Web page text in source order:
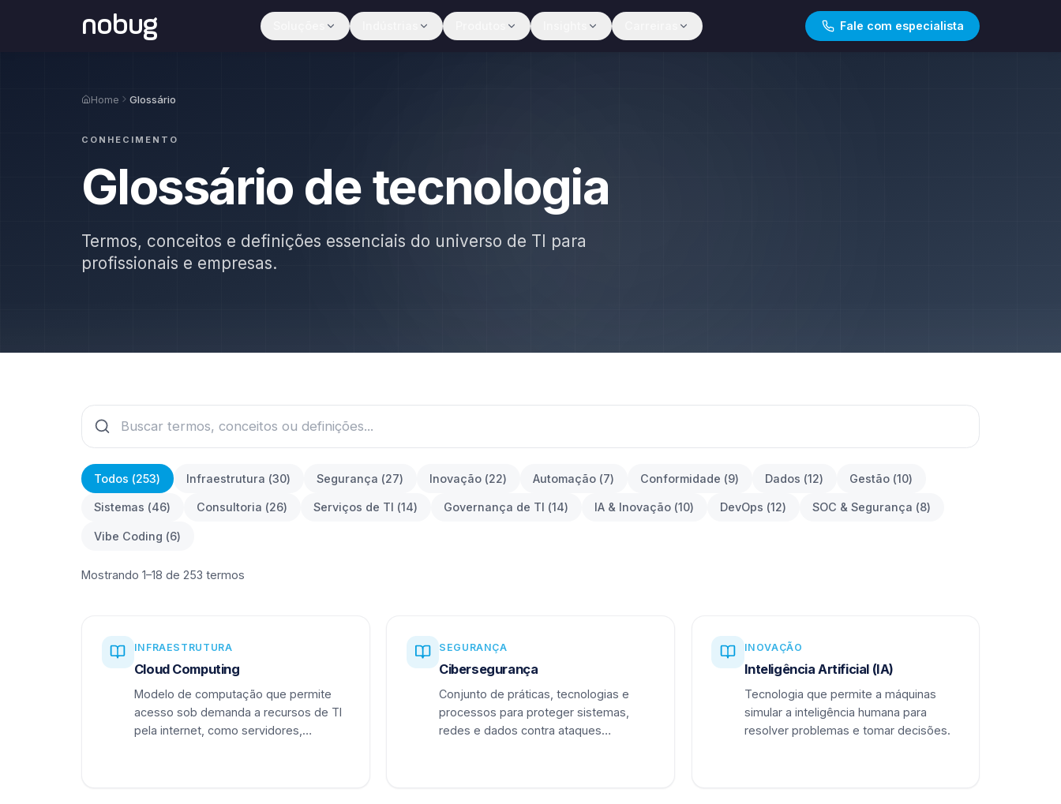
nobug Fale com especialista
Home Glossário
CONHECIMENTO
Glossário de tecnologia
Termos, conceitos e definições essenciais do universo de TI para
profissionais e empresas.
Todos (253) Infraestrutura (30) Segurança (27) Inovação (22) Automação (7) Conformidade (9) Dados (12) Gestão (10)
Sistemas (46) Consultoria (26) Serviços de TI (14) Governança de TI (14) IA & Inovação (10) DevOps (12) SOC & Segurança (8)
Vibe Coding (6)
Mostrando 1–18 de 253 termos
INFRAESTRUTURA
Cloud Computing
Modelo de computação que permite
acesso sob demanda a recursos de TI
pela internet, como servidores,
SEGURANÇA
Cibersegurança
Conjunto de práticas, tecnologias e
processos para proteger sistemas,
redes e dados contra ataques
INOVAÇÃO
Inteligência Artificial (IA)
Tecnologia que permite a máquinas
simular a inteligência humana para
resolver problemas e tomar decisões.